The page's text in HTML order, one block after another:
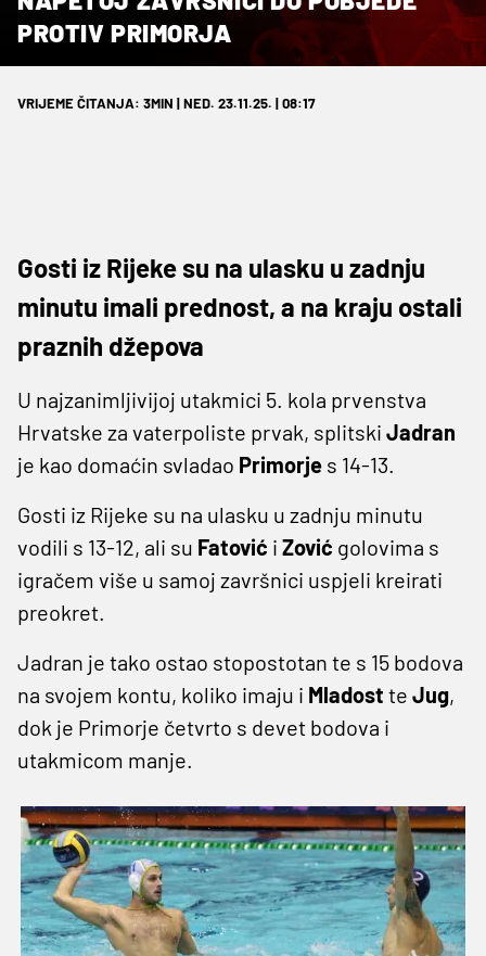
PROTIV PRIMORJA
VRIJEME ČITANJA: 3MIN | NED. 23.11.25. | 08:17
Gosti iz Rijeke su na ulasku u zadnju
minutu imali prednost, a na kraju ostali
praznih džepova
U najzanimljivijoj utakmici 5. kola prvenstva
Hrvatske za vaterpoliste prvak, splitski Jadran
je kao domaćin svladao Primorje s 14-13.
Gosti iz Rijeke su na ulasku u zadnju minutu
vodili s 13-12, ali su Fatović i Zović golovima s
igračem više u samoj završnici uspjeli kreirati
preokret.
Jadran je tako ostao stopostotan te s 15 bodova
na svojem kontu, koliko imaju i Mladost te Jug,
dok je Primorje četvrto s devet bodova i
utakmicom manje.